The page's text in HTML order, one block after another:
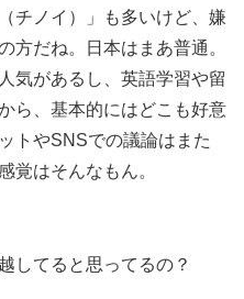
チノイ）」も多いけど、嫌
方だね。日本はまあ普通。
気があるし、英語学習や留
ら、基本的にはどこも好意
トやSNSでの議論はまた
覚はそんなもん。
してると思ってるの？